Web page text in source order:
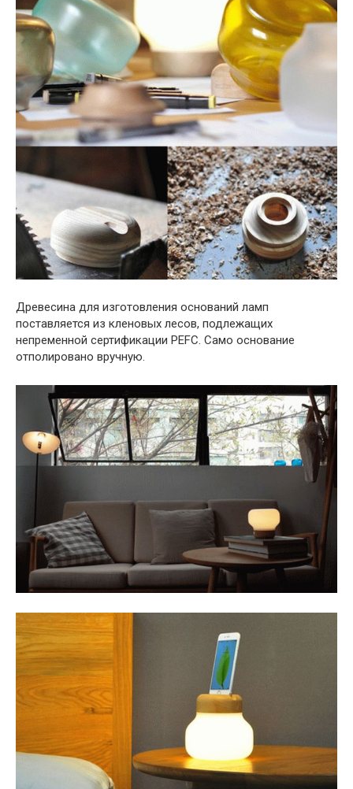
Древесина для изготовления оснований ламп
поставляется из кленовых лесов, подлежащих
непременной сертификации PEFC. Само основание
отполировано вручную.